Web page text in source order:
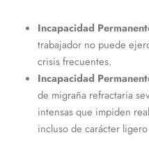
Incapacidad
trabajador no puede
crisis frecuentes.
Incapacidad
de migraña refractaria
intensas que impiden
incluso de carácter